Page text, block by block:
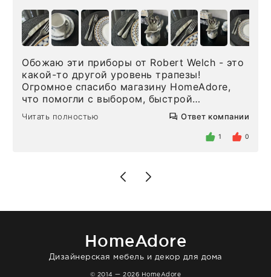
Обожаю эти приборы от Robert Welch - это
какой-то другой уровень трапезы!
Огромное спасибо магазину HomeAdore,
что помогли с выбором, быстрой
доставкой и высоким сервисом. Один раз
была здесь лично, забирала чайные ложки,
внутри очень много антикварной посуды,
Позже заказывала остальные приборы -
доставили сдэком на следующий день к
отвечает очень быстро. Взаимодействием
Читать полностью Ответ компании
1 0
HomeAdore
Дизайнерская мебель и декор для дома
© 2014 — 2026 HomeAdore